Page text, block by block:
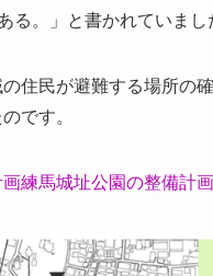
る。」と書かれていまし
住民が避難する場所の
です。
練馬城址公園の整備計画